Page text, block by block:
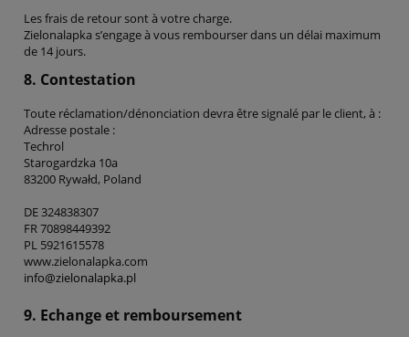
Les frais de retour sont à votre charge.
Zielonalapka s’engage à vous rembourser dans un délai maximum
de 14 jours.
8. Contestation
Toute réclamation/dénonciation devra être signalé par le client, à :
Adresse postale :
Techrol
Starogardzka 10a
83200 Rywałd, Poland
DE 324838307
FR 70898449392
PL 5921615578
www.zielonalapka.com
info@zielonalapka.pl
9. Echange et remboursement